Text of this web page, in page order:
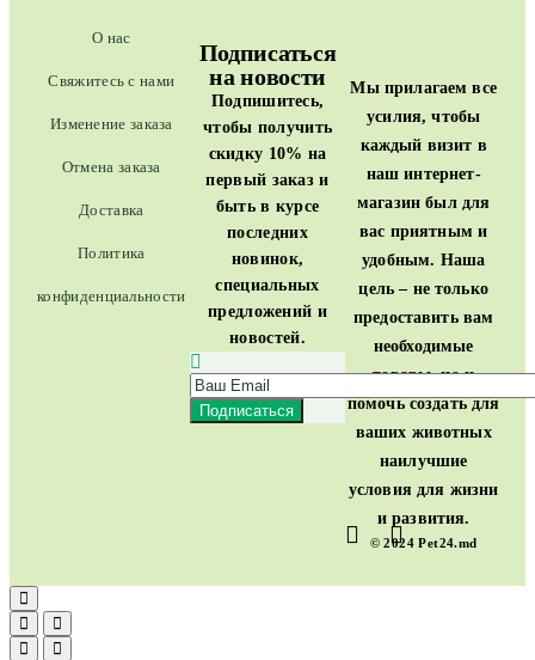
О нас
Свяжитесь с нами
Изменение заказа
Отмена заказа
Доставка
Политика
конфиденциальности
Мы прилагаем все
усилия, чтобы
каждый визит в
наш интернет-
магазин был для
вас приятным и
удобным. Наша
цель – не только
предоставить вам
необходимые
товары, но и
помочь создать для
ваших животных
наилучшие
условия для жизни
и развития.
© 2024 Pet24.md
Подписаться
на новости
Подпишитесь,
чтобы получить
скидку 10% на
первый заказ и
быть в курсе
последних
новинок,
специальных
предложений и
новостей.